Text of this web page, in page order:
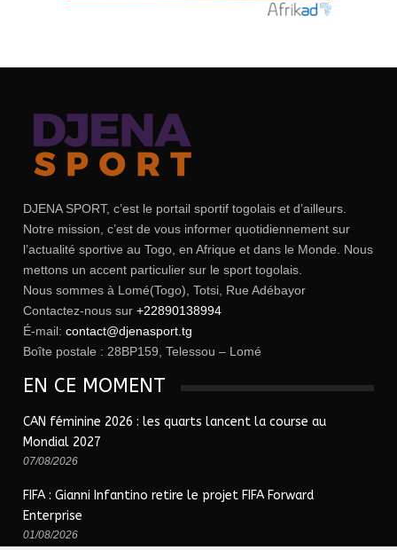
DJENA SPORT, c’est le portail sportif togolais et d’ailleurs.
Notre mission, c’est de vous informer quotidiennement sur
l’actualité sportive au Togo, en Afrique et dans le Monde. Nous
mettons un accent particulier sur le sport togolais.
Nous sommes à Lomé(Togo), Totsi, Rue Adébayor
Contactez-nous sur +22890138994
É-mail: contact@djenasport.tg
Boîte postale : 28BP159, Telessou – Lomé
EN CE MOMENT
CAN féminine 2026 : les quarts lancent la course au
Mondial 2027
07/08/2026
FIFA : Gianni Infantino retire le projet FIFA Forward
Enterprise
01/08/2026